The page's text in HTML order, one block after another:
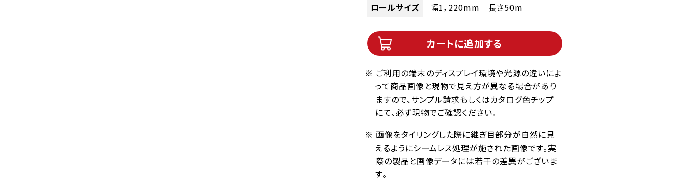
ロールサイズ
幅1，220mm 長さ50m
カートに追加する
※ ご利用の端末のディスプレイ環境や光源の違いによ
って商品画像と現物で見え方が異なる場合があり
ますので、サンプル請求もしくはカタログ色チップ
にて、必ず現物でご確認ください。
※ 画像をタイリングした際に継ぎ目部分が自然に見
えるようにシームレス処理が施された画像です。実
際の製品と画像データには若干の差異がございま
す。